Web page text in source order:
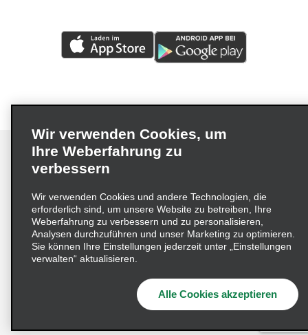
Impressum Nutzungsbedingungen
Datenschutzrichtlinie
Cookie-Richtlinie
Datenschutzoptionen
Lieferkettensorgfaltspflichtengesetz (LkSG) Grundsatzerklärung
Beschwerdeverfahren nach dem
© 2026 Enterprise Holdings, Inc. Alle Rechte vorbehalten
Wir verwenden Cookies, um
Ihre Weberfahrung zu
verbessern
Wir verwenden Cookies und andere Technologien, die
erforderlich sind, um unsere Website zu betreiben, Ihre
Weberfahrung zu verbessern und zu personalisieren,
Analysen durchzuführen und unser Marketing zu optimieren.
Sie können Ihre Einstellungen jederzeit unter „Einstellungen
verwalten“ aktualisieren.
Alle Cookies akzeptieren